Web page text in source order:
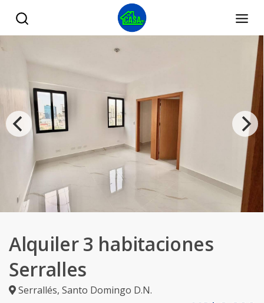
Alquiler 3 habitaciones
Serralles
Serrallés, Santo Domingo D.N.